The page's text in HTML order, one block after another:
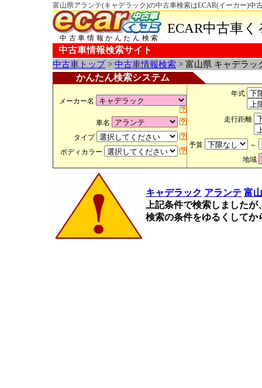
富山県アランテ(キャデラック)の中古車検索はECAR(イーカー)中
中古車情報かんたん検索
ECAR中古車
中古車情報検索サイト
中古車トップ> 中古車情報検索 > 富山県 キャデラッ
かんたん検索システム
メーカー名
車名
タイプ
ボディカラー
年式
走行距離
予算
～
地域
キャデラック アランテ 富
上記条件で検索しました
検索の条件をゆるくして